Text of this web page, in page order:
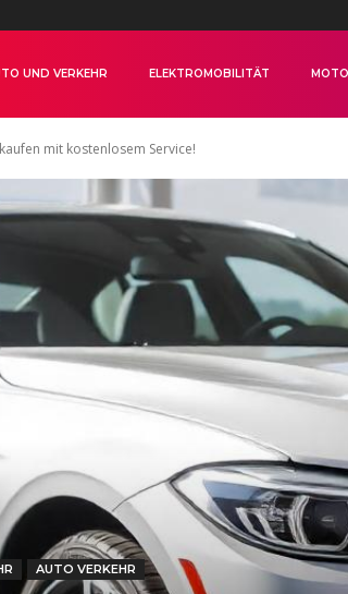
UND VERKEHR ELEKTROMOBILITÄT
mit kostenlosem Service!
AUTO VERKEHR